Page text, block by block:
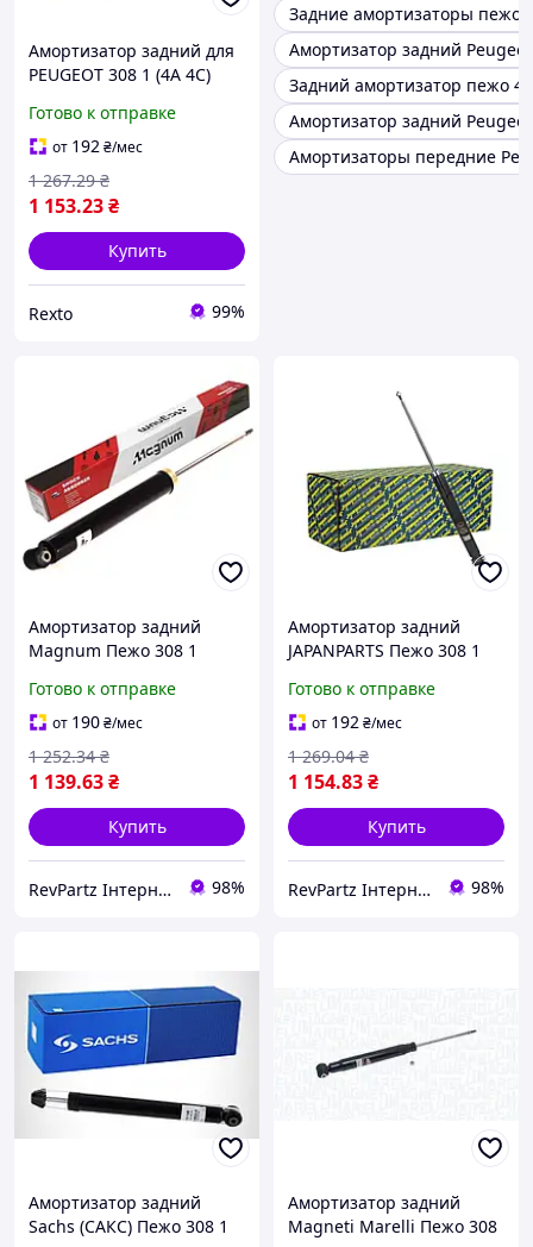
Амортизатор задний для
PEUGEOT 308 1 (4A 4C)
#AGP115MT
Готово к отправке
от 192₴/мес
1 153.23₴
1 267.29 ₴
Купить
Rexto 99%
Задние амортизаторы пежо
Амортизатор задний
Задний амортизатор пежо
Амортизатор задний
Амортизаторы передние
Амортизатор задний
Magnum Пежо 308 1
(газ-масло) #315140
RPGe2aU6
Готово к отправке
от 190₴/мес
1 139.63₴
1 252.34 ₴
Купить
RevPartz Інтернет-магазин автозапчастин 98%
Амортизатор задний
JAPANPARTS Пежо 308 1
(газ-масло) #315140
RPBr0bQ7
Готово к отправке
от 192₴/мес
1 154.83₴
1 269.04 ₴
Купить
RevPartz Інтернет-магазин автозапчастин 98%
Амортизатор задний
Sachs (САКС) Пежо 308 1
Амортизатор задний
Magneti Marelli Пежо 308